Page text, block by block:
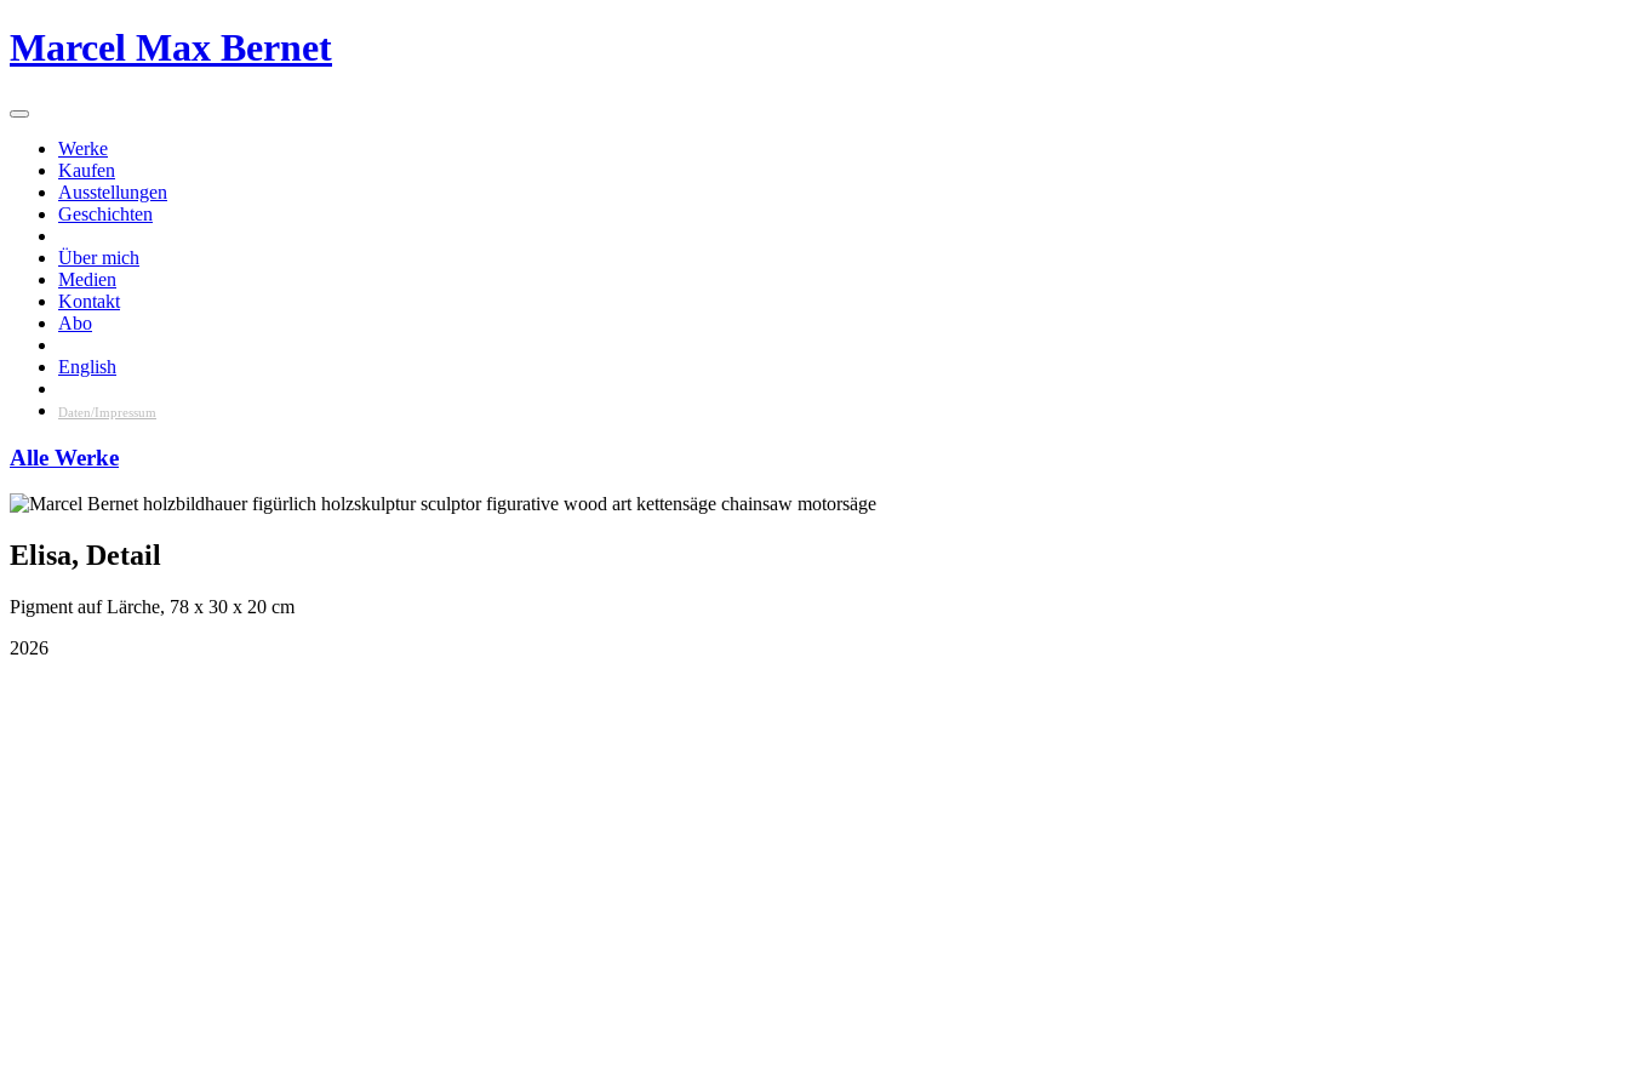
Skip
to
Marcel Max Bernet
Werke
Kaufen
Ausstellungen
Geschichten
Über mich
Medien
Kontakt
Abo
English
Daten/Impressum
Alle Werke
Elisa, Detail
Pigment auf Lärche, 78 x 30 x 20 cm
2026